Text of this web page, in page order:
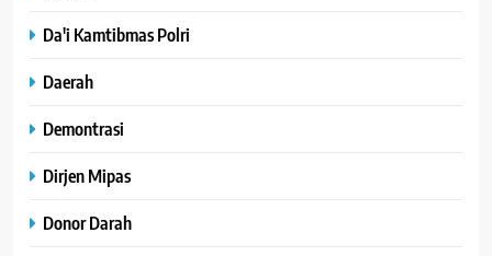
Da'i Kamtibmas Polri
Daerah
Demontrasi
Dirjen Mipas
Donor Darah